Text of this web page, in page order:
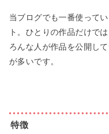
当ブログでも一番使って
ト。ひとりの作品だけで
ろんな人が作品を公開し
が多いです。
特徴